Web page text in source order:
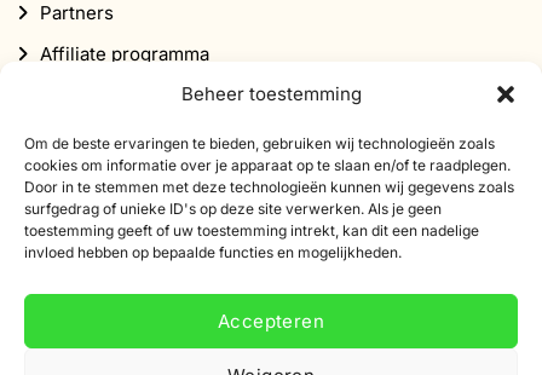
Beheer toestemming
Om de beste ervaringen te bieden, gebruiken wij technologieën zoals
cookies om informatie over je apparaat op te slaan en/of te raadplegen.
Door in te stemmen met deze technologieën kunnen wij gegevens zoals
surfgedrag of unieke ID's op deze site verwerken. Als je geen
toestemming geeft of uw toestemming intrekt, kan dit een nadelige
invloed hebben op bepaalde functies en mogelijkheden.
Accepteren
Partners
Affiliate programma
Korting
Abonneer je op onze nieuwsbrief
Schrijf je in voor onze nieuwsbrief en ontvang 10%